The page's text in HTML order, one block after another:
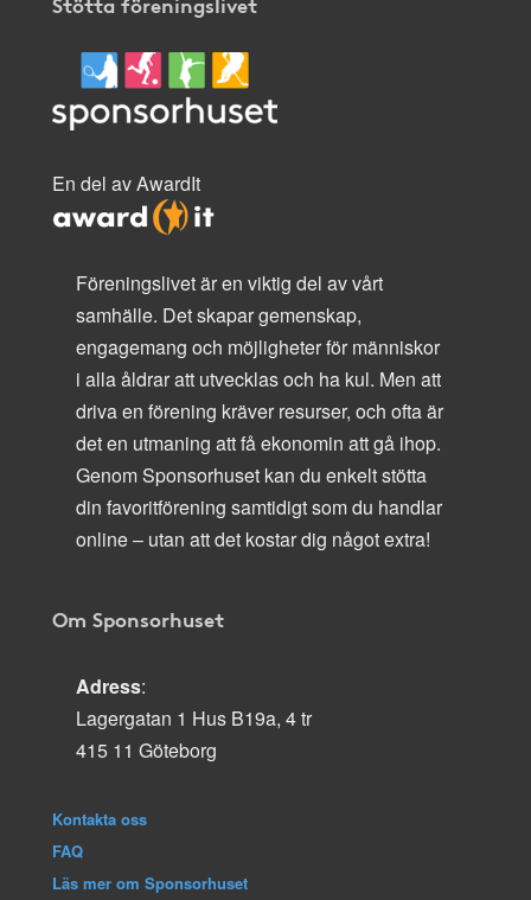
En del av AwardIt
Föreningslivet är en viktig del av vårt
samhälle. Det skapar gemenskap,
engagemang och möjligheter för människor
i alla åldrar att utvecklas och ha kul. Men att
driva en förening kräver resurser, och ofta är
det en utmaning att få ekonomin att gå ihop.
Genom Sponsorhuset kan du enkelt stötta
din favoritförening samtidigt som du handlar
online – utan att det kostar dig något extra!
Om Sponsorhuset
Adress:
Lagergatan 1 Hus B19a, 4 tr
415 11 Göteborg
Kontakta oss
FAQ
Läs mer om Sponsorhuset